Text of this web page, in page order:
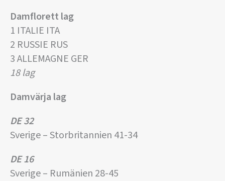
Damflorett lag
1 ITALIE ITA
2 RUSSIE RUS
3 ALLEMAGNE GER
18 lag
Damvärja lag
DE 32
Sverige – Storbritannien 41-34
DE 16
Sverige – Rumänien 28-45